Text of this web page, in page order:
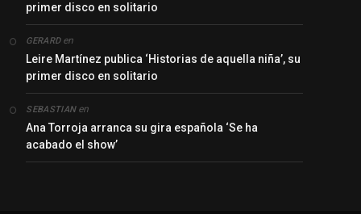
primer disco en solitario
GERARDen
Leire Martínez publica ‘Historias de aquella niña’, su
primer disco en solitario
SEBASTIANen
Ana Torroja arranca su gira española ‘Se ha
acabado el show’